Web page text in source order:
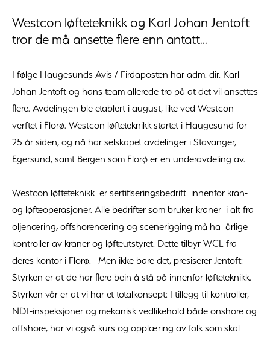
Westcon løfteteknikk og Karl Johan Jentoft
tror de må ansette flere enn antatt...
I følge Haugesunds Avis / Firdaposten har adm. dir. Karl
Johan Jentoft og hans team allerede tro på at det vil ansettes
flere. Avdelingen ble etablert i august, like ved Westcon-
verftet i Florø. Westcon løfteteknikk startet i Haugesund for
25 år siden, og nå har selskapet avdelinger i Stavanger,
Egersund, samt Bergen som Florø er en underavdeling av.
Westcon løfteteknikk er sertifiseringsbedrift innenfor kran-
og løfteoperasjoner. Alle bedrifter som bruker kraner i alt fra
oljenæring, offshorenæring og scenerigging må ha årlige
kontroller av kraner og løfteutstyret. Dette tilbyr WCL fra
deres kontor i Florø.– Men ikke bare det, presiserer Jentoft:
Styrken er at de har flere bein å stå på innenfor løfteteknikk.–
Styrken vår er at vi har et totalkonsept: I tillegg til kontroller,
NDT-inspeksjoner og mekanisk vedlikehold både onshore og
offshore, har vi også kurs og opplæring av folk som skal